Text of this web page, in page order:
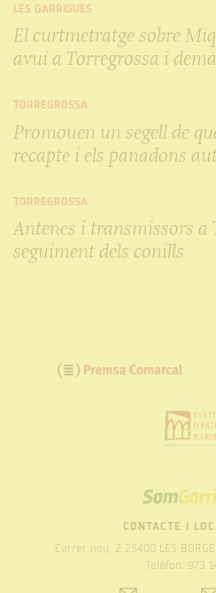
LES GARRIGUES
El curtmetratge sobre
avui a Torregrossa i
TORREGROSSA
Promouen un segell de
recapte i els panadons
TORREGROSSA
Antenes i transmissors a
seguiment dels conills
CONTACTE I
Carrer nou, 2 25400 LES
Telèfon: 973